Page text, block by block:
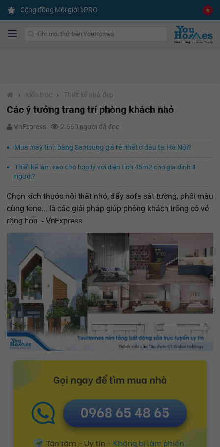
Cộng đồng Môi giới bPRO
› Kiến trúc › Thiết kế nhà đẹp
Các ý tưởng trang trí phòng khách nhỏ
VnExpress 2.660 người đã đọc
Mua máy tính bảng Samsung giá rẻ nhất ở đâu tại Hà Nội?
Thiết kế làm sao cho hợp lý với diện tích 45m2 cho gia đình 4
người?
Chọn kích thước nội thất nhỏ, đẩy sofa sát tường, phối màu
cùng tone... là các giải pháp giúp phòng khách trông có vẻ
rộng hơn. - VnExpress